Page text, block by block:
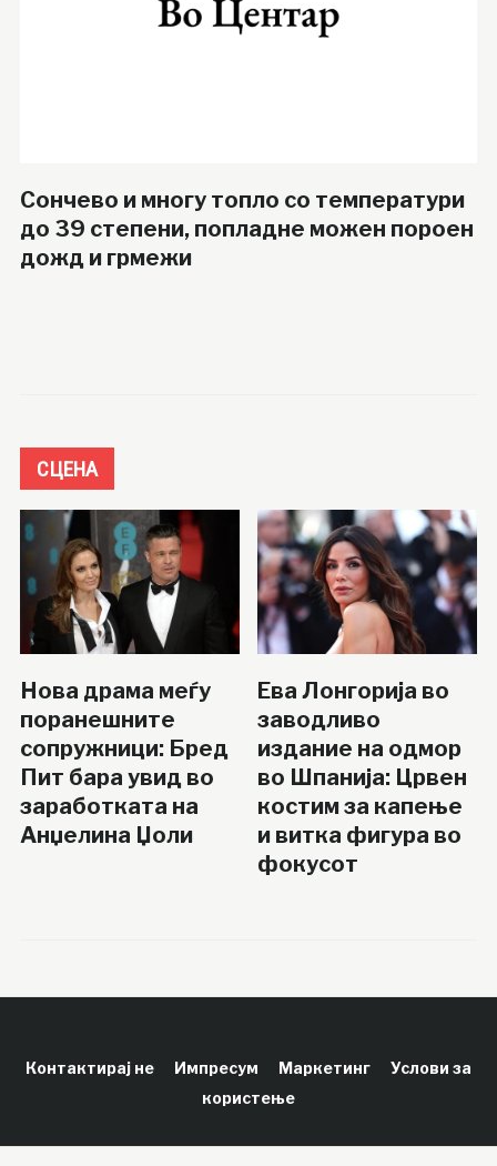
Сончево и многу топло со температури
до 39 степени, попладне можен пороен
дожд и грмежи
СЦЕНА
Нова драма меѓу
поранешните
сопружници: Бред
Пит бара увид во
заработката на
Анџелина Џоли
Ева Лонгорија во
заводливо
издание на одмор
во Шпанија: Црвен
костим за капење
и витка фигура во
фокусот
Контактирај не Импресум Маркетинг
Услови за
користење